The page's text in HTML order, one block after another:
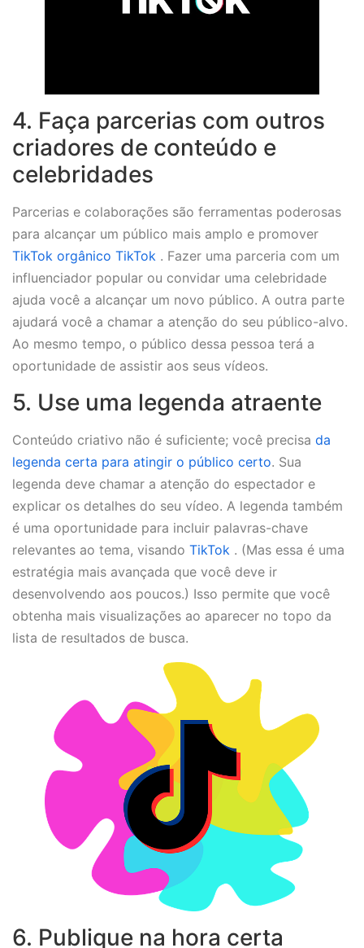
4. Faça parcerias com outros
criadores de conteúdo e
celebridades
Parcerias e colaborações são ferramentas poderosas
para alcançar um público mais amplo e promover
TikTok orgânico TikTok . Fazer uma parceria com um
influenciador popular ou convidar uma celebridade
ajuda você a alcançar um novo público. A outra parte
ajudará você a chamar a atenção do seu público-alvo.
Ao mesmo tempo, o público dessa pessoa terá a
oportunidade de assistir aos seus vídeos.
5. Use uma legenda atraente
Conteúdo criativo não é suficiente; você precisa da
legenda certa para atingir o público certo. Sua
legenda deve chamar a atenção do espectador e
explicar os detalhes do seu vídeo. A legenda também
é uma oportunidade para incluir palavras-chave
relevantes ao tema, visando TikTok . (Mas essa é uma
estratégia mais avançada que você deve ir
desenvolvendo aos poucos.) Isso permite que você
obtenha mais visualizações ao aparecer no topo da
lista de resultados de busca.
6. Publique na hora certa